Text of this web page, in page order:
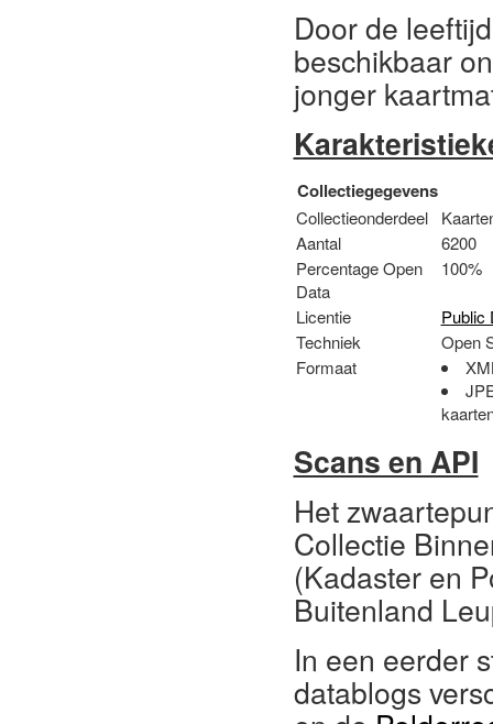
Door de
beschikbaar
jonger
Collectiegegevens
Collectieonderdeel
Aantal
6200
Percentage Open
Data
100%
Licentie
Public
Techniek
Open
Formaat
Scans en API
Het
Collectie
(Kadaster en
Buitenland
In een eerder
datablogs